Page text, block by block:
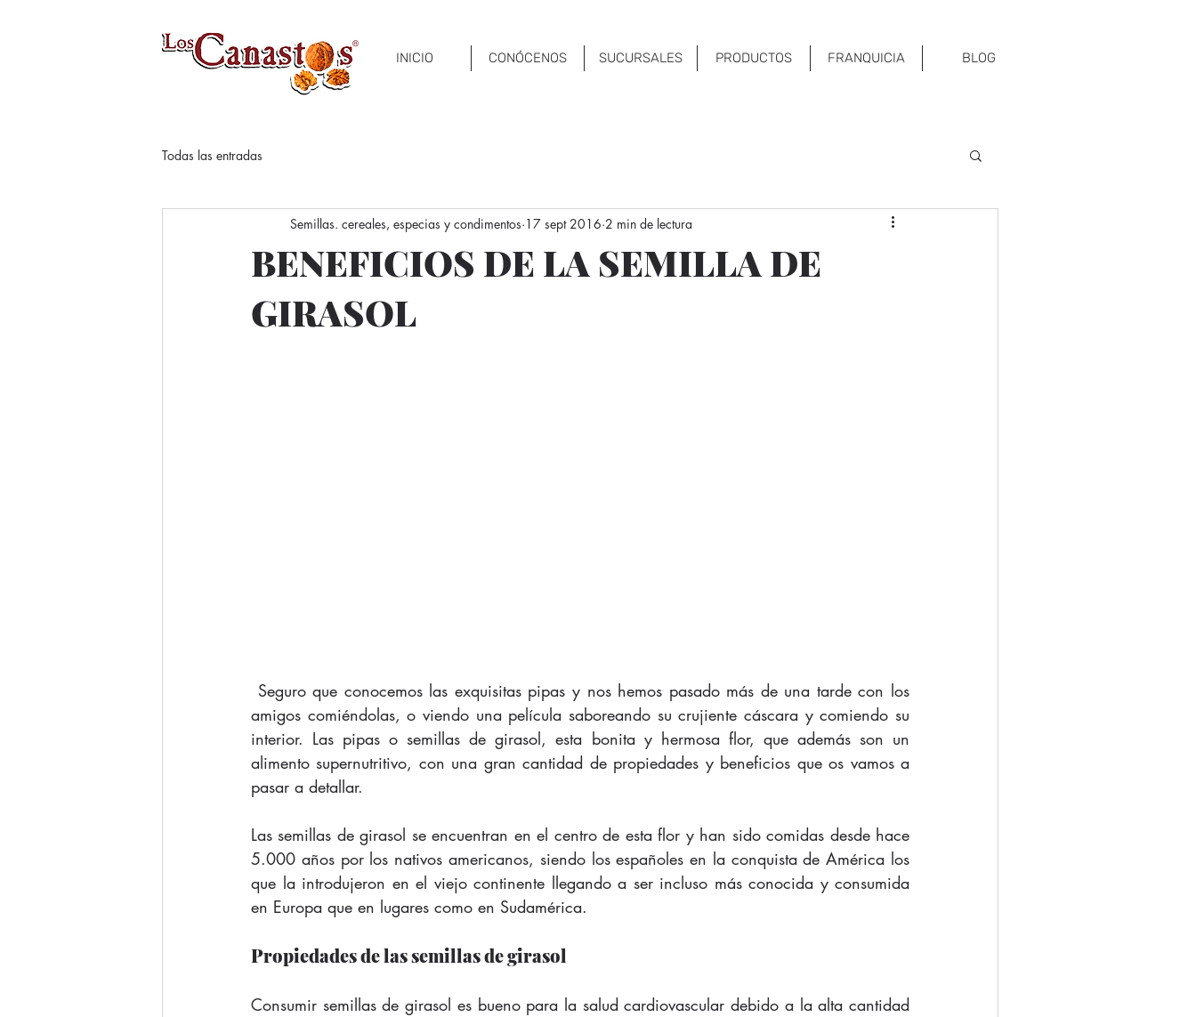
INICIO CONÓCENOS SUCURSALES PRODUCTOS FRANQUICIA BLOG
Todas las entradas
BENEFICIOS DE LA SEMILLA DE
GIRASOL
Semillas. cereales, especias y condimentos 17 sept 2016 2 min de lectura
amigos comiéndolas, o viendo una película saboreando su crujiente cáscara y comiendo su
interior. Las pipas o semillas de girasol, esta bonita y hermosa flor, que además son un
alimento supernutritivo, con una gran cantidad de propiedades y beneficios que os vamos a
pasar a detallar.
Las semillas de girasol se encuentran en el centro de esta flor y han sido comidas desde hace
5.000 años por los nativos americanos, siendo los españoles en la conquista de América los
que la introdujeron en el viejo continente llegando a ser incluso más conocida y consumida
en Europa que en lugares como en Sudamérica.
Propiedades de las semillas de girasol
Consumir semillas de girasol es bueno para la salud cardiovascular debido a la alta cantidad